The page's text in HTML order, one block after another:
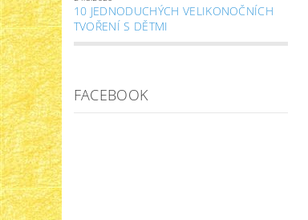
10 JEDNODUCHÝCH VELIKONOČNÍCH
TVOŘENÍ S DĚTMI
FACEBOOK